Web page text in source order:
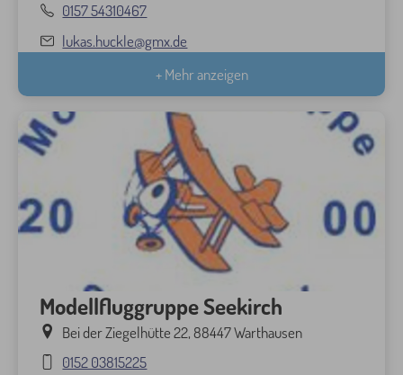
0157 54310467
lukas.huckle@gmx.de
+ Mehr anzeigen
Modellfluggruppe Seekirch
Bei der Ziegelhütte 22, 88447 Warthausen
0152 03815225